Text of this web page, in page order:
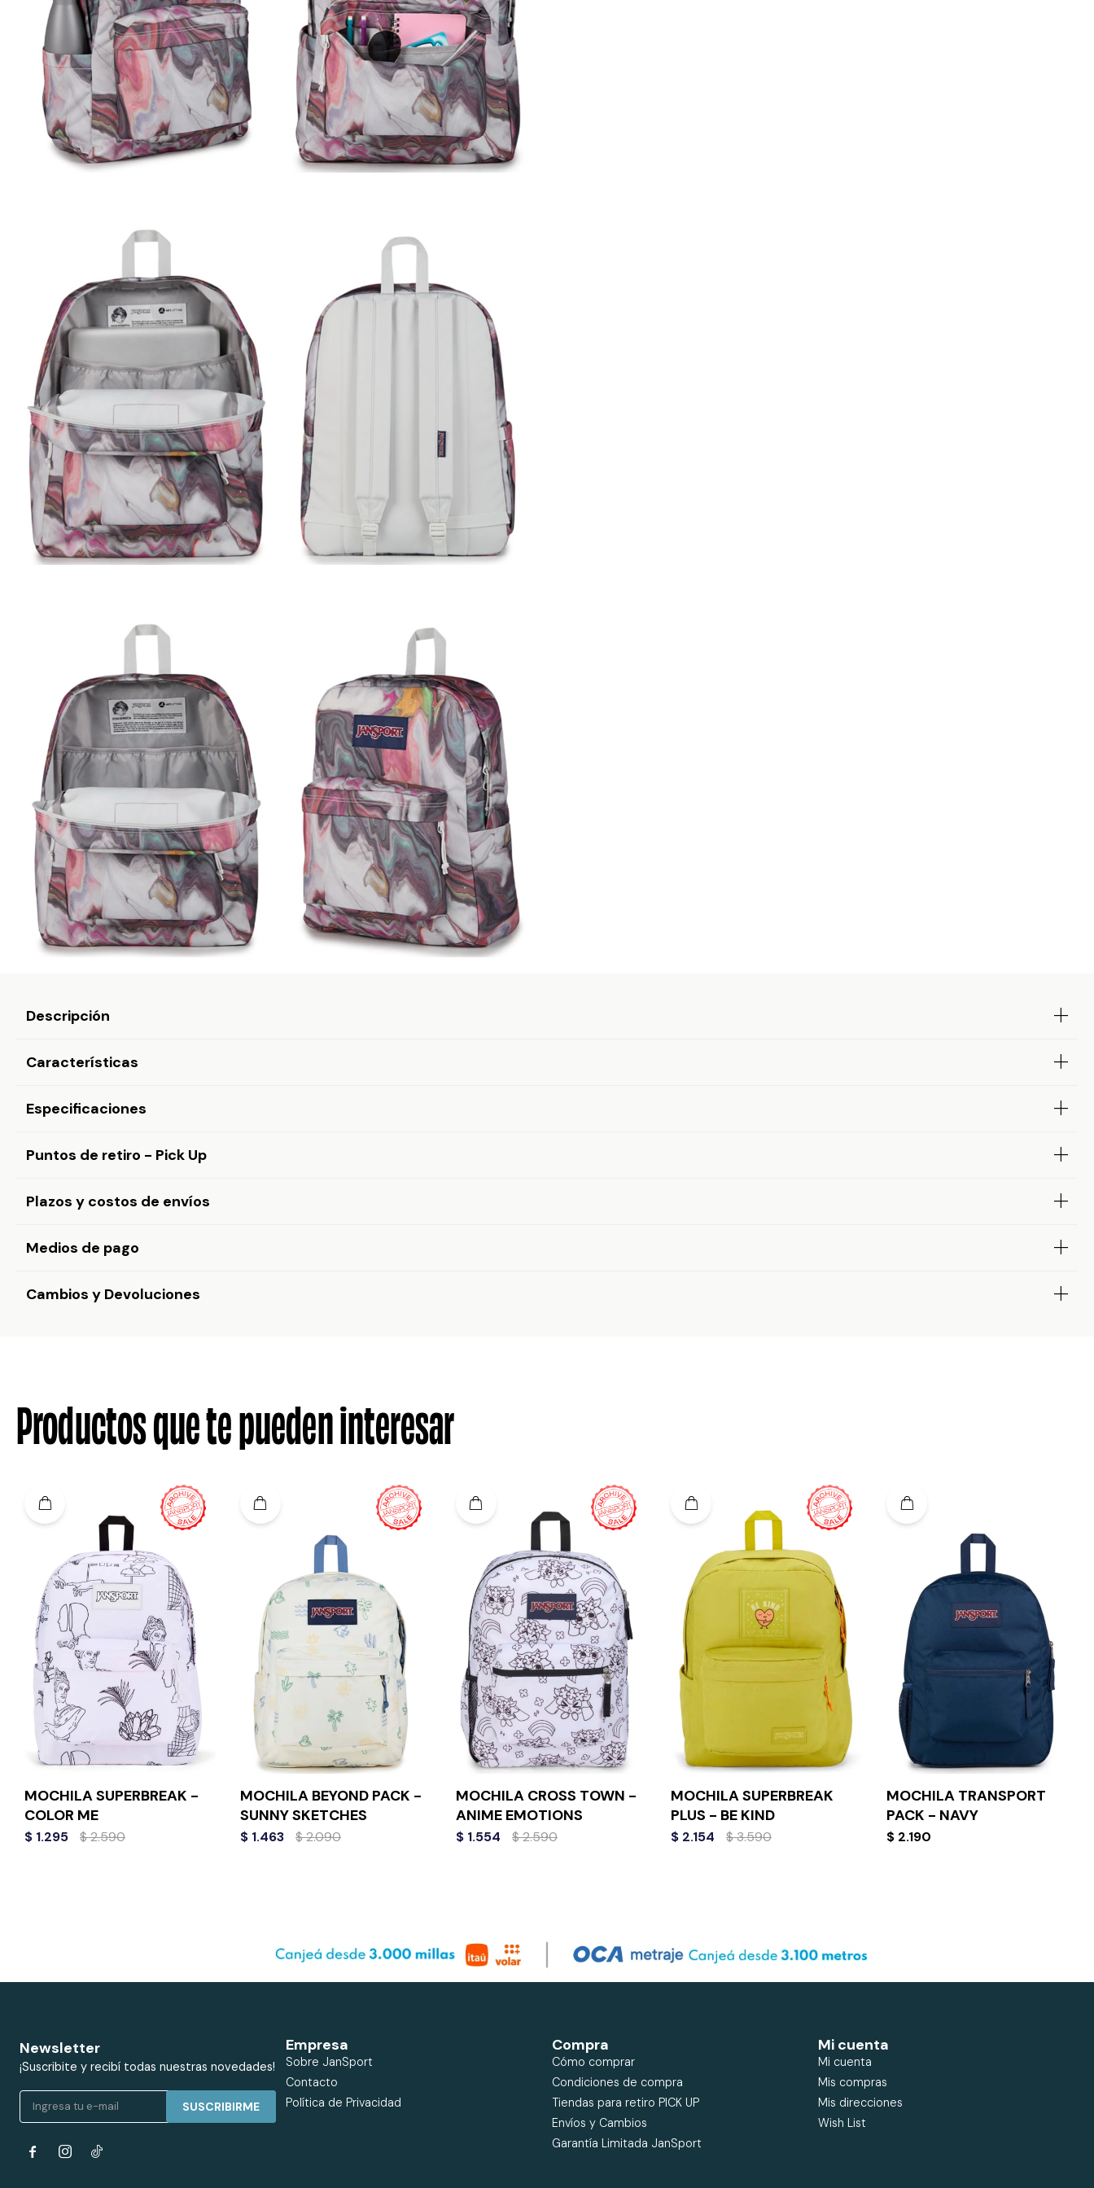
Descripción
Características
Especificaciones
Puntos de retiro - Pick Up
Plazos y costos de envíos
Medios de pago
Cambios y Devoluciones
Productos que te pueden interesar
MOCHILA SUPERBREAK -
COLOR ME
$ 1.295 $2.590
MOCHILA BEYOND PACK -
SUNNY SKETCHES
$ 1.463 $2.090
MOCHILA CROSS TOWN -
ANIME EMOTIONS
$ 1.554 $2.590
MOCHILA SUPERBREAK
PLUS - BE KIND
$ 2.154 $3.590
MOCHILA TRANSPORT
PACK - NAVY
$ 2.190
Newsletter
¡Suscribite y recibí todas nuestras novedades!
SUSCRIBIRME
 
Empresa
Sobre JanSport
Contacto
Política de Privacidad
Compra
Cómo comprar
Condiciones de compra
Tiendas para retiro PICK UP
Envíos y Cambios
Garantía Limitada JanSport
Mi cuenta
Mi cuenta
Mis compras
Mis direcciones
Wish List